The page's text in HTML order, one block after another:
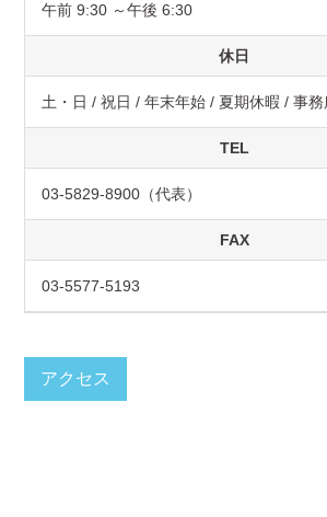
午前 9:30 ～午後 6:30
休日
土・日 / 祝日 / 年末年始 / 夏期休暇 / 事務
TEL
03-5829-8900（代表）
FAX
03-5577-5193
アクセス